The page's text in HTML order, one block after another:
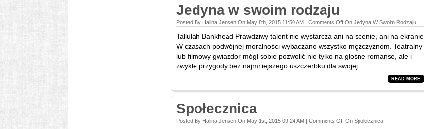
Jedyna w swoim rodzaju
Posted By Halina Jensen On May 8th, 2015 11:50 AM | Comments Off On Jedyna W Swoim Rodzaju
Tallulah Bankhead Prawdziwy talent nie wystarcza ani na scenie, ani na ekranie.
W czasach podwójnej moralności wybaczano wszystko mężczyznom. Teatralny
lub filmowy gwiazdor mógł sobie pozwolić nie tylko na głośne romanse, ale i
zwykłe przygody bez najmniejszego uszczerbku dla swojej ...
READ MORE
Społecznica
Posted By Halina Jensen On May 1st, 2015 09:24 AM | Comments Off On Społecznica